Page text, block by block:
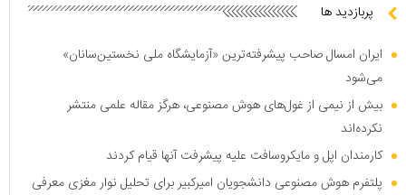
پربازدید ها
ایران امسال صاحب پیشرفته‌ترین «آزمایشگاه ملی نخستین‌سانان»
می‌شود
بیش از نیمی از غول‌های هوش مصنوعی، هرگز مقاله علمی منتشر
نکرده‌اند
کارمندان اپل و مایکروسافت علیه پیشرفت آنها قیام کردند
پلتفرم هوش مصنوعی دانشجویان امیرکبیر برای تحلیل نوار مغزی معرفی